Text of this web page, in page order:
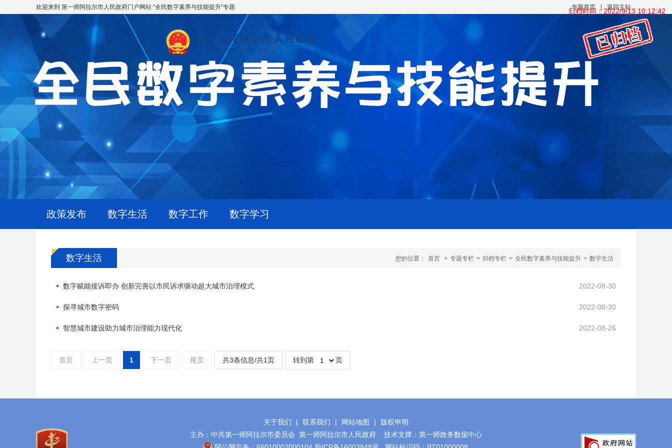
专题首页 返回主站
欢迎来到 第一师阿拉尔市人民政府门户网站 “全民数字素养与技能提升”专题
政策发布 数字生活 数字工作 数字学习
归档时间：2022/9/13 10:12:42
您的位置： 首页 > 专题专栏 > 归档专栏 > 全民数字素养与技能提升 > 数字生活
数字生活
2022-08-30
数字赋能接诉即办 创新完善以市民诉求驱动超大城市治理模式
2022-08-30
探寻城市数字密码
2022-08-26
智慧城市建设助力城市治理能力现代化
首页 上一页 1 下一页 尾页 共3条信息/共1页 转到第 页
关于我们 | 联系我们 | 网站地图 |
版权申明
主办：中共第一师阿拉尔市委员会 第一师阿拉尔市人民政府 技术支撑：第一师政务数据中心